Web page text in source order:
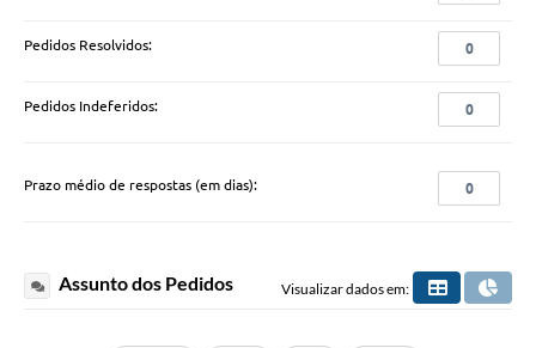
Pedidos Resolvidos: 0
Pedidos Indeferidos: 0
Prazo médio de respostas (em dias): 0
Assunto dos Pedidos Visualizar dados em: